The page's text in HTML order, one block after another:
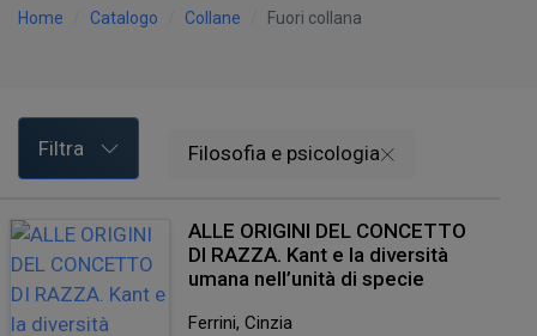
Home Catalogo Collane Fuori collana
Filtra Filosofia e psicologia
ALLE ORIGINI DEL CONCETTO
DI RAZZA. Kant e la diversità
umana nell’unità di specie
Ferrini, Cinzia